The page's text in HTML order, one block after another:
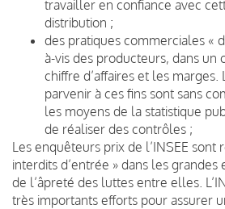
travailler en confiance avec
distribution ;
des pratiques commerciales «
à-vis des producteurs, dans un
chiffre d’affaires et les
parvenir à ces fins sont sans
les moyens de la statistique
de réaliser des contrôles ;
Les enquêteurs prix de l’INSEE sont
interdits d’entrée » dans les grandes
de l’âpreté des luttes entre elles.
très importants efforts pour assurer